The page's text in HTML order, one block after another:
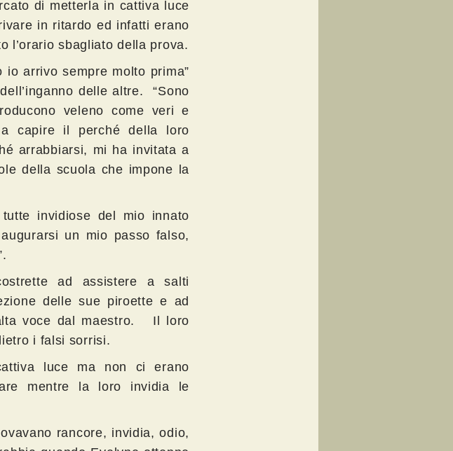
di metterla in cattiva luce
in ritardo ed infatti erano
l’orario sbagliato della prova.
io arrivo sempre molto prima”
delle altre. “Sono
veleno come veri e
capire il perché della loro
arrabbiarsi, mi ha invitata a
della scuola che impone la
invidiose del mio innato
un mio passo falso,
ad assistere a salti
delle sue piroette e ad
voce dal maestro. Il loro
i falsi sorrisi.
luce ma non ci erano
mentre la loro invidia le
rancore, invidia, odio,